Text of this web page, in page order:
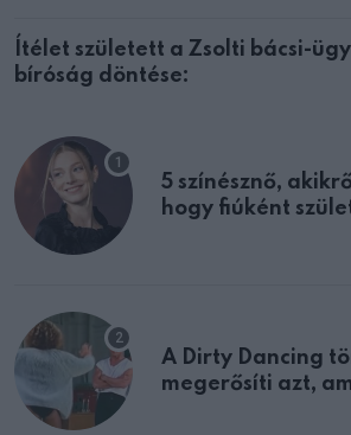
Ítélet született a Zsolti bácsi-
bíróság döntése:
5 színésznő,
hogy fiúként
A Dirty Dancing
megerősíti azt,